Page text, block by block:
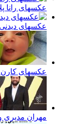
عکسهای رانا
عکسهای
عکسهای کارن محمدزاده
مهران مدیری